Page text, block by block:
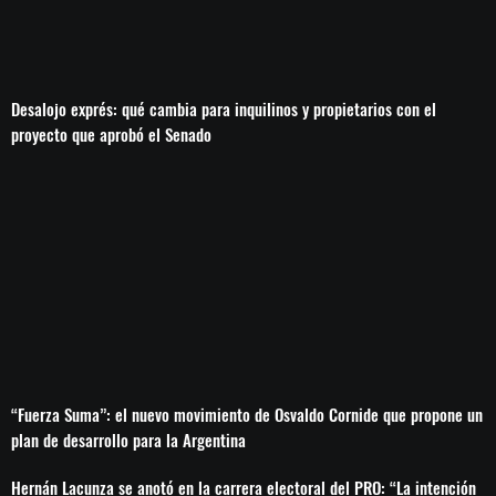
Desalojo exprés: qué cambia para inquilinos y propietarios con el
proyecto que aprobó el Senado
“Fuerza Suma”: el nuevo movimiento de Osvaldo Cornide que propone un
plan de desarrollo para la Argentina
Hernán Lacunza se anotó en la carrera electoral del PRO: “La intención